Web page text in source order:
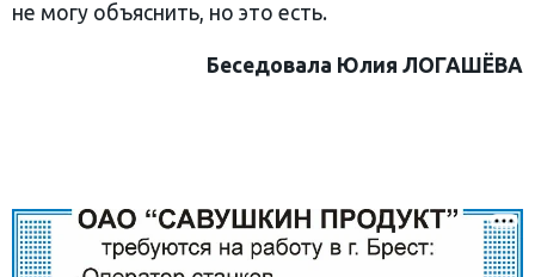
не могу объяснить, но это есть.
Беседовала Юлия ЛОГАШЁВА